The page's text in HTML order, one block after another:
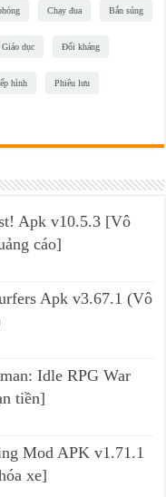
Chạy đua Bắn súng
Giáo dục Đối kháng
hình Phiêu lưu
Apk v10.5.3 [Vô
cáo]
Apk v3.67.1 (Vô
Idle RPG War
tiền]
Mod APK v1.71.1
xe]